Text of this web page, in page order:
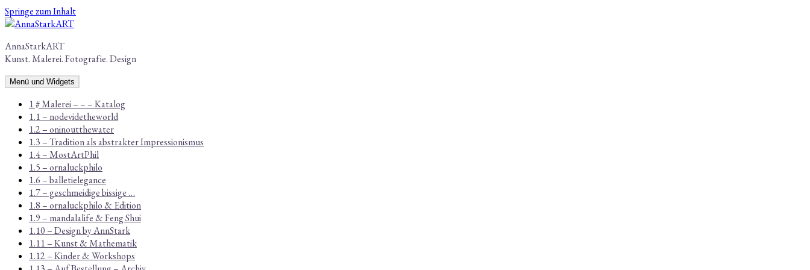
Springe zum Inhalt
AnnaStarkART
Kunst. Malerei. Fotografie. Design
Menü und Widgets
1 # Malerei – – – Katalog
1.1 – nodevidetheworld
1.2 – oninoutthewater
1.3 – Tradition als abstrakter Impressionismus
1.4 – MostArtPhil
1.5 – ornaluckphilo
1.6 – balletielegance
1.7 – geschmeidige bissige …
1.8 – ornaluckphilo & Edition
1.9 – mandalalife & Feng Shui
1.10 – Design by AnnStark
1.11 – Kunst & Mathematik
1.12 – Kinder & Workshops